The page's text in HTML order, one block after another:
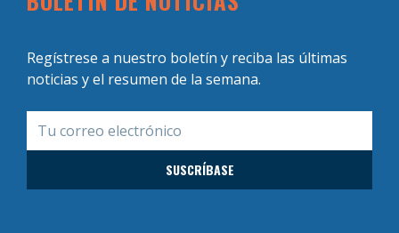
Regístrese a nuestro boletín y reciba las últimas
noticias y el resumen de la semana.